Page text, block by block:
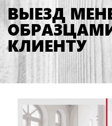
ВЫЕЗД
КЛИЕНТУ